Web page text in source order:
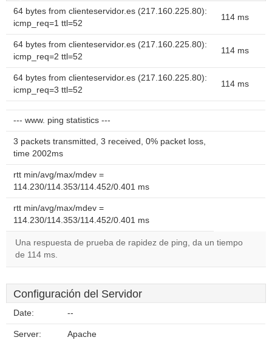
64 bytes from clienteservidor.es (217.160.225.80):
icmp_req=1 ttl=52
114 ms
64 bytes from clienteservidor.es (217.160.225.80):
icmp_req=2 ttl=52
114 ms
64 bytes from clienteservidor.es (217.160.225.80):
icmp_req=3 ttl=52
114 ms
--- www. ping statistics ---
3 packets transmitted, 3 received, 0% packet loss,
time 2002ms
rtt min/avg/max/mdev =
114.230/114.353/114.452/0.401 ms
rtt min/avg/max/mdev =
114.230/114.353/114.452/0.401 ms
Una respuesta de prueba de rapidez de ping, da un tiempo
de 114 ms.
Configuración del Servidor
Date: --
Server: Apache